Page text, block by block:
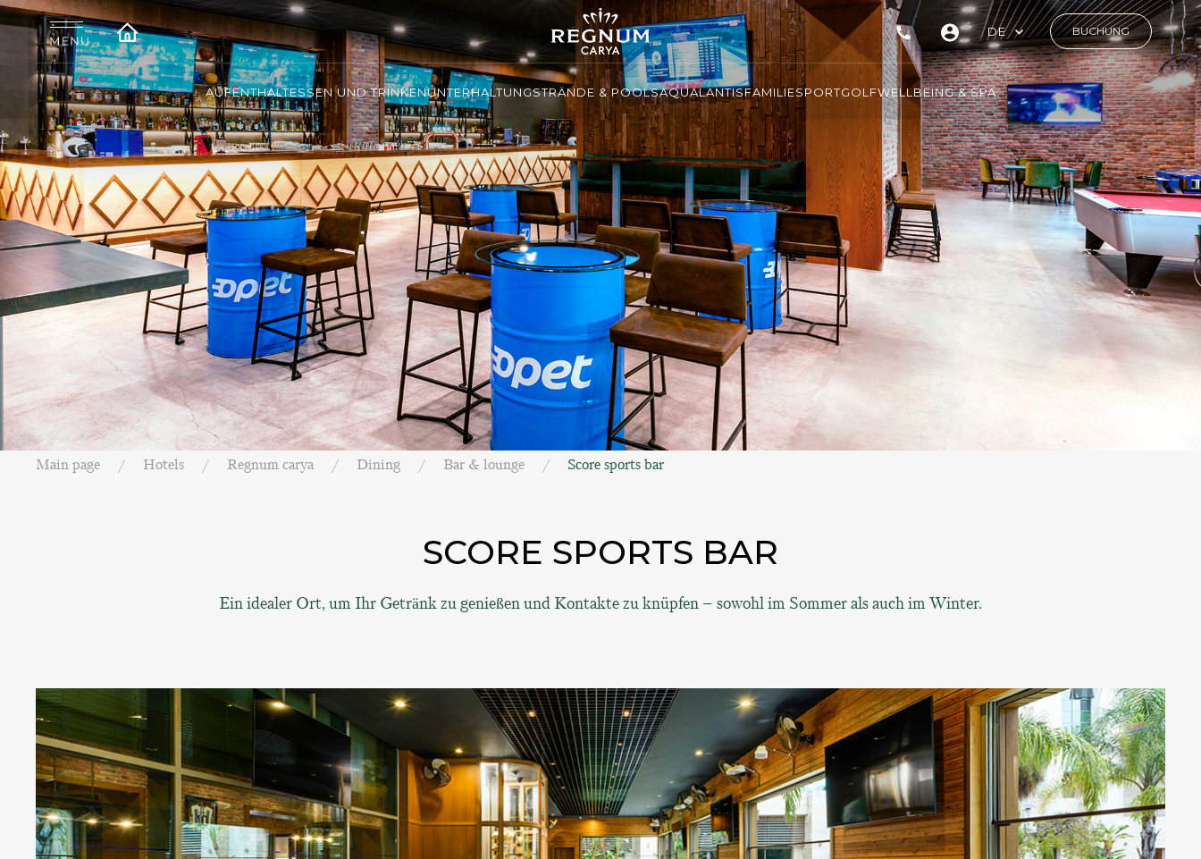
DE BUCHUNG
AUFENTHALTESSEN UND TRINKENUNTERHALTUNGSTRÄNDE & POOLSAQUALANTISFAMILIESPORTGOLFWELLBEING & SPA
Main page Hotels Regnum carya Dining Bar & lounge Score sports bar
SCORE SPORTS BAR
Ein idealer Ort, um Ihr Getränk zu genießen und Kontakte zu knüpfen – sowohl im Sommer als auch im Winter.